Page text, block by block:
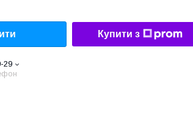
Купити з
29